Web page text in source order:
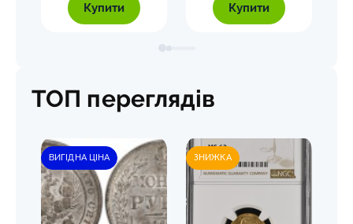
Купити Купити
ТОП переглядів
ВИГІДНА ЦІНА ЗНИЖКА